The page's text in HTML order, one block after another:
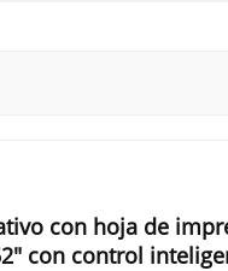
con hoja de
con control